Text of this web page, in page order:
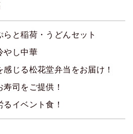
らと稲荷・うどんセット
やし中華
感じる松花堂弁当をお届け！
司をご提供！
イベント食！